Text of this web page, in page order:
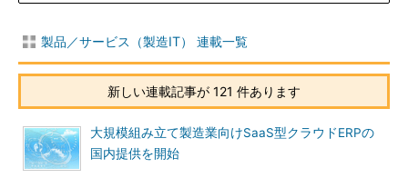
製品／サービス（製造IT） 連載一覧
新しい連載記事が 121 件あります
大規模組み立て製造業向けSaaS型クラウドERPの
国内提供を開始